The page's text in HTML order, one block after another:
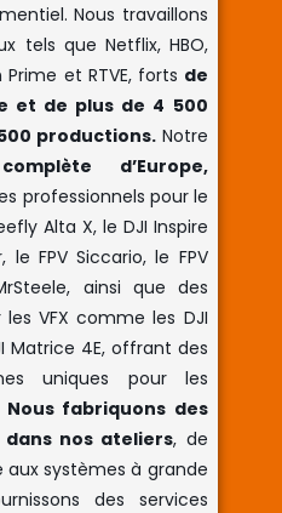
Nous travaillons
tels que Netflix, HBO,
Prime et RTVE, forts de
et de plus de 4 500
productions.Notre
d’Europe,
professionnels pour le
Alta X, le DJI Inspire
le FPV Siccario, le FPV
ainsi que des
VFX comme les DJI
Matrice 4E, offrant des
uniques pour les
Nous fabriquons des
nos ateliers, de
aux systèmes à grande
des services